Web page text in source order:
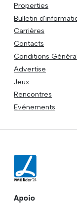
Properties
Bulletin
Carrières
Contacts
Conditions
Advertise
Jeux
Rencontres
Evénements
Apoio